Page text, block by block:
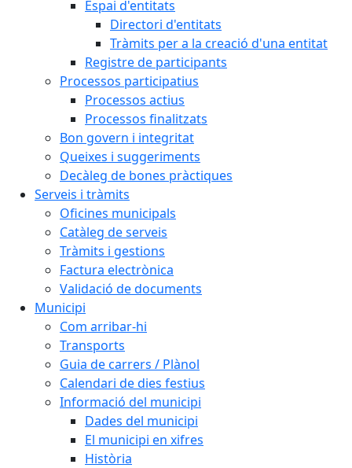
Espai d'entitats
Directori d'entitats
Tràmits per a la creació d'una entitat
Registre de participants
Processos participatius
Processos actius
Processos finalitzats
Bon govern i integritat
Queixes i suggeriments
Decàleg de bones pràctiques
Serveis i tràmits
Oficines municipals
Catàleg de serveis
Tràmits i gestions
Factura electrònica
Validació de documents
Municipi
Com arribar-hi
Transports
Guia de carrers / Plànol
Calendari de dies festius
Informació del municipi
Dades del municipi
El municipi en xifres
Història